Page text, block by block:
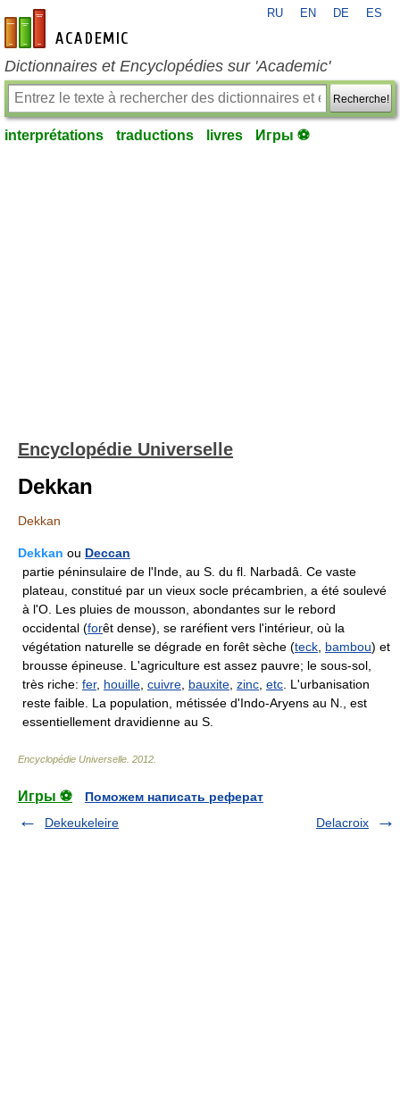
fr-academic.com
RU EN DE ES
Dictionnaires et Encyclopédies sur 'Academic'
Recherche!
interprétations traductions livres Игры ⚽
Encyclopédie Universelle
Dekkan
Dekkan
Dekkan ou Deccan
partie péninsulaire de l'Inde, au S. du fl. Narbadâ. Ce vaste
plateau, constitué par un vieux socle précambrien, a été soulevé
à l'O. Les pluies de mousson, abondantes sur le rebord
occidental (forêt dense), se raréfient vers l'intérieur, où la
végétation naturelle se dégrade en forêt sèche (teck bambou) et
brousse épineuse. L'agriculture est assez pauvre; le sous-sol,
très riche: fer, houille cuivre bauxite zinc etc . L'urbanisation
reste faible. La population, métissée d'Indo-Aryens au N., est
essentiellement dravidienne au S.
Encyclopédie Universelle 2012
Игры ⚽
Поможем написать реферат
Dekeukeleire
Delacroix